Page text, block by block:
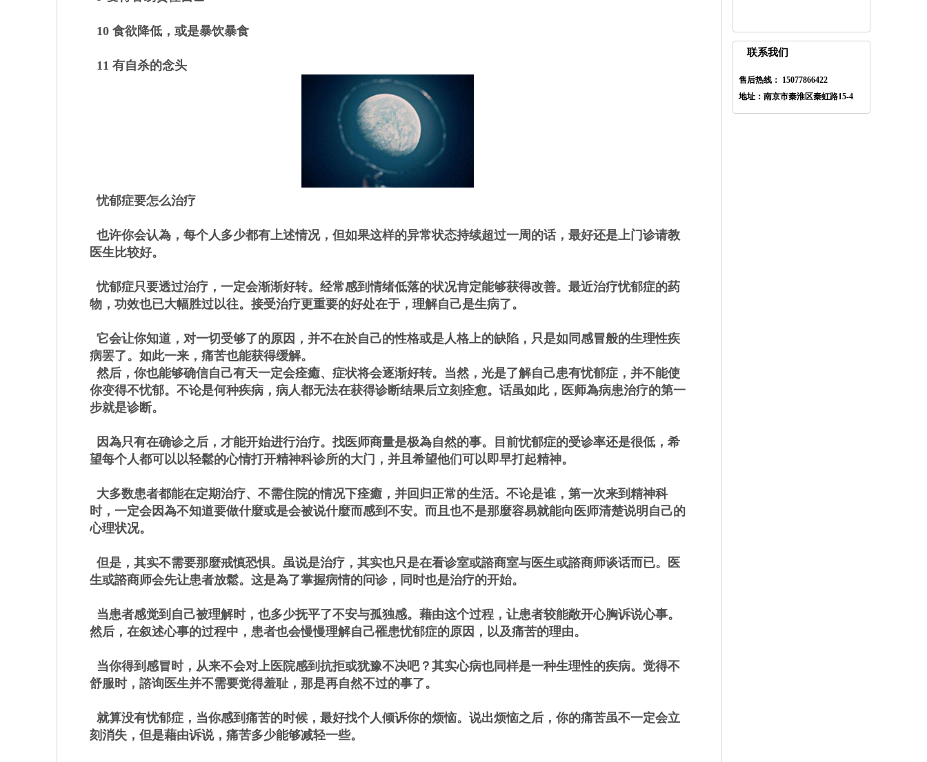
联系我们
售后热线： 15077866422
地址：南京市秦淮区秦虹路15-4
10 食欲降低，或是暴饮暴食
11 有自杀的念头
忧郁症要怎么治疗
也许你会认為，每个人多少都有上述情况，但如果这样的异常状态持续超过一周的话，最好还是上门诊请教
医生比较好。
忧郁症只要透过治疗，一定会渐渐好转。经常感到情绪低落的状况肯定能够获得改善。最近治疗忧郁症的药
物，功效也已大幅胜过以往。接受治疗更重要的好处在于，理解自己是生病了。
它会让你知道，对一切受够了的原因，并不在於自己的性格或是人格上的缺陷，只是如同感冒般的生理性疾
病罢了。如此一来，痛苦也能获得缓解。
然后，你也能够确信自己有天一定会痊癒、症状将会逐渐好转。当然，光是了解自己患有忧郁症，并不能使
你变得不忧郁。不论是何种疾病，病人都无法在获得诊断结果后立刻痊愈。话虽如此，医师為病患治疗的第一
步就是诊断。
因為只有在确诊之后，才能开始进行治疗。找医师商量是极為自然的事。目前忧郁症的受诊率还是很低，希
望每个人都可以以轻鬆的心情打开精神科诊所的大门，并且希望他们可以即早打起精神。
大多数患者都能在定期治疗、不需住院的情况下痊癒，并回归正常的生活。不论是谁，第一次来到精神科
时，一定会因為不知道要做什麼或是会被说什麼而感到不安。而且也不是那麼容易就能向医师清楚说明自己的
心理状况。
但是，其实不需要那麼戒慎恐惧。虽说是治疗，其实也只是在看诊室或諮商室与医生或諮商师谈话而已。医
生或諮商师会先让患者放鬆。这是為了掌握病情的问诊，同时也是治疗的开始。
当患者感觉到自己被理解时，也多少抚平了不安与孤独感。藉由这个过程，让患者较能敞开心胸诉说心事。
然后，在叙述心事的过程中，患者也会慢慢理解自己罹患忧郁症的原因，以及痛苦的理由。
当你得到感冒时，从来不会对上医院感到抗拒或犹豫不决吧？其实心病也同样是一种生理性的疾病。觉得不
舒服时，諮询医生并不需要觉得羞耻，那是再自然不过的事了。
就算没有忧郁症，当你感到痛苦的时候，最好找个人倾诉你的烦恼。说出烦恼之后，你的痛苦虽不一定会立
刻消失，但是藉由诉说，痛苦多少能够减轻一些。